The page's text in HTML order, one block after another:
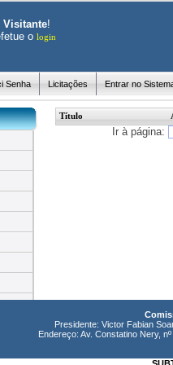
Visitante!
o login
Senha Licitações Entrar no
Título
Ir à página:
Presidente: Victor Fabian
Endereço: Av. Constatino Nery,